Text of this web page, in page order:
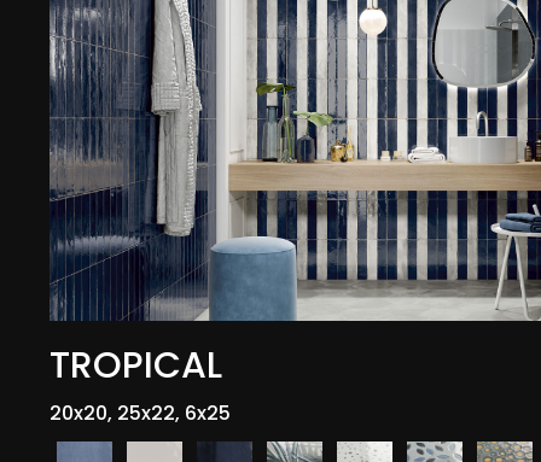
TROPICAL
20x20, 25x22, 6x25